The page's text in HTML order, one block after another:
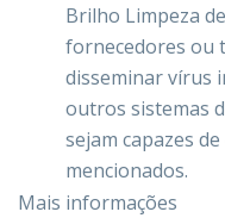
Brilho Limpeza
fornecedores ou
disseminar vírus
outros sistemas
sejam capazes
mencionados.
Mais informações